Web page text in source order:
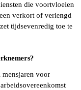
die voortvloeien
verkort of verlengd
tijdsevenredig toe te
voor